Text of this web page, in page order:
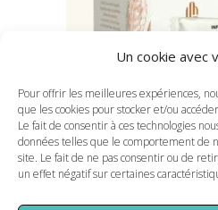
Un cookie avec
Pour offrir les meilleures expériences,
que les cookies pour stocker et/ou
Le fait de consentir à ces technologies
données telles que le comportement de
site. Le fait de ne pas consentir ou de
un effet négatif sur certaines
12,00